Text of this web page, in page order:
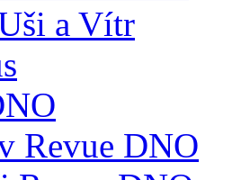
a Vítr
Revue DNO